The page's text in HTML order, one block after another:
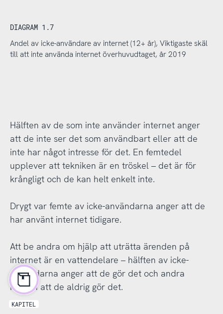
DIAGRAM 1.7
Andel av icke-användare av internet (12+ år), Viktigaste skäl
till att inte använda internet överhuvudtaget, år 2019
Hälften av de som inte använder internet anger
att de inte ser det som användbart eller att de
inte har något intresse för det. En femtedel
upplever att tekniken är en tröskel – det är för
krångligt och de kan helt enkelt inte.
Drygt var femte av icke-användarna anger att de
har använt internet tidigare.
Att be andra om hjälp att uträtta ärenden på
internet är en vattendelare – hälften av icke-
användarna anger att de gör det och andra
hälften att de aldrig gör det.
KAPITEL